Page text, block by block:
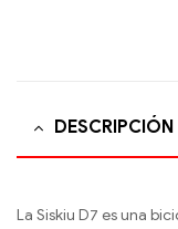
DESCRIPCIÓN
La Siskiu D7 es una